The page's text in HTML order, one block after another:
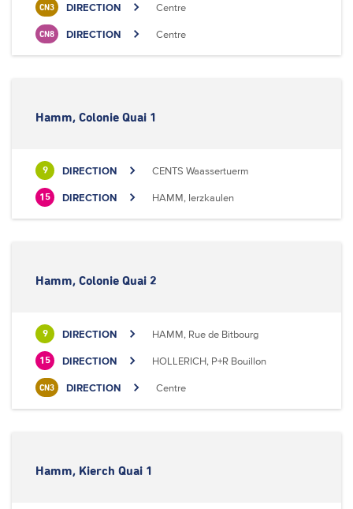
CN3 DIRECTION Centre
CN8 DIRECTION Centre
Hamm, Colonie Quai 1
9 DIRECTION CENTS Waassertuerm
15 DIRECTION HAMM, Ierzkaulen
Hamm, Colonie Quai 2
9 DIRECTION HAMM, Rue de Bitbourg
15 DIRECTION HOLLERICH, P+R Bouillon
CN3 DIRECTION Centre
Hamm, Kierch Quai 1